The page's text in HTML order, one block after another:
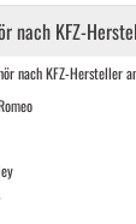
nach KFZ-
nach KFZ-Hersteller